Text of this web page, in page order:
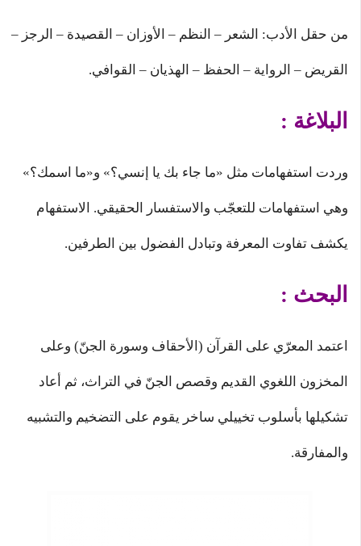
من حقل الأدب: الشعر – النظم – الأوزان – القصيدة – الرجز –
القريض – الرواية – الحفظ – الهذيان – القوافي.
البلاغة :
وردت استفهامات مثل «ما جاء بك يا إنسي؟» و«ما اسمك؟»
وهي استفهامات للتعجّب والاستفسار الحقيقي. الاستفهام
يكشف تفاوت المعرفة وتبادل الفضول بين الطرفين.
البحث :
اعتمد المعرّي على القرآن (الأحقاف وسورة الجنّ) وعلى
المخزون اللغوي القديم وقصص الجنّ في التراث، ثم أعاد
تشكيلها بأسلوب تخييلي ساخر يقوم على التضخيم والتشبيه
والمفارقة.